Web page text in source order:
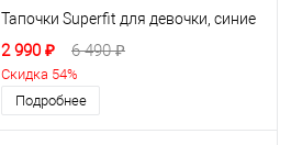
Тапочки Superfit для девочки, синие
2 990 ₽ 6 490 ₽
Скидка 54%
Подробнее